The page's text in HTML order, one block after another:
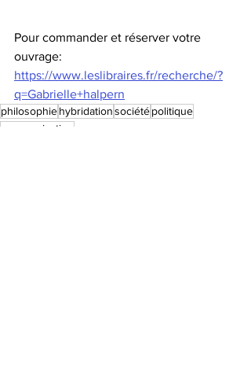
Pour commander et réserver votre
ouvrage:
https://www.leslibraires.fr/recherche/?
q=Gabrielle+halpern
philosophiehybridationsociétépolitique
communication